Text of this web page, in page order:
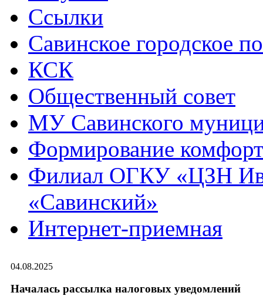
Ссылки
Савинское городское
КСК
Общественный совет
МУ Савинского
Формирование
Филиал ОГКУ «ЦЗН
«Савинский»
Интернет-приемная
04.08.2025
Началась рассылка налоговых уведомлений